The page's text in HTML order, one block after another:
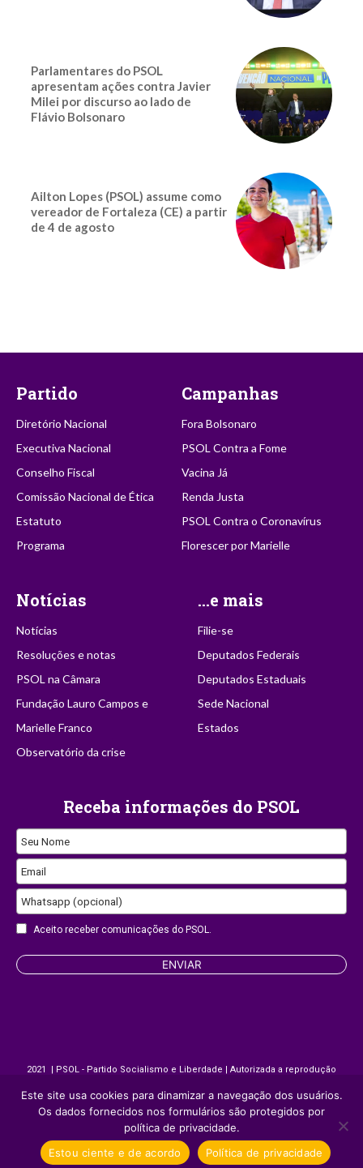
Parlamentares do PSOL
apresentam ações contra Javier
Milei por discurso ao lado de
Flávio Bolsonaro
Ailton Lopes (PSOL) assume como
vereador de Fortaleza (CE) a partir
de 4 de agosto
Partido
Diretório Nacional
Executiva Nacional
Conselho Fiscal
Comissão Nacional de Ética
Estatuto
Programa
Campanhas
Fora Bolsonaro
PSOL Contra a Fome
Vacina Já
Renda Justa
PSOL Contra o Coronavírus
Florescer por Marielle
Notícias
Notícias
Resoluções e notas
PSOL na Câmara
Fundação Lauro Campos e
Marielle Franco
Observatório da crise
...e mais
Filie-se
Deputados Federais
Deputados Estaduais
Sede Nacional
Estados
Receba informações do PSOL
Seu Nome
Email
Whatsapp (opcional)
Aceito receber comunicações do PSOL.
Company
Name
ENVIAR
2021 | PSOL - Partido Socialismo e Liberdade | Autorizada a reprodução
desde que citada a fonte.
Site desenvolvido porAppmobi
Este site usa cookies para dinamizar a navegação dos usuários.
Os dados fornecidos nos formulários são protegidos por
política de privacidade.
Estou ciente e de acordo
Política de privacidade